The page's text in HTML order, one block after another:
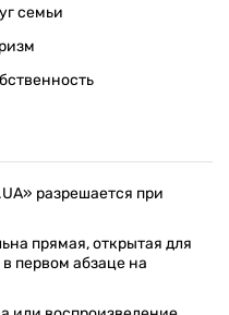
семьи
разрешается при
прямая, открытая для
первом абзаце на